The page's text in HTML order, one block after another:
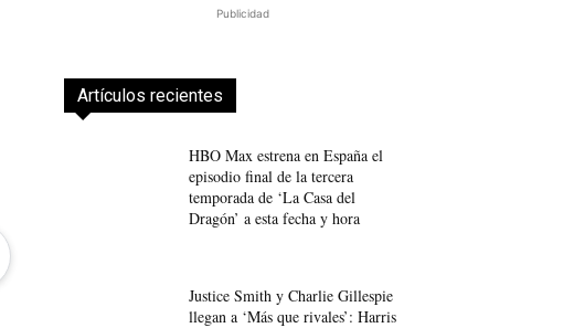
Publicidad
Artículos recientes
HBO Max estrena en España el
episodio final de la tercera
temporada de ‘La Casa del
Dragón’ a esta fecha y hora
Justice Smith y Charlie Gillespie
llegan a ‘Más que rivales’: Harris